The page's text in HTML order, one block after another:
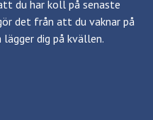
du har koll på senaste
det från att du vaknar på
dig på kvällen.